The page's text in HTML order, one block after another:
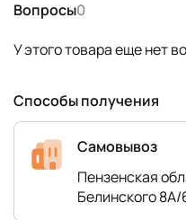
Вопросы0
У этого товара еще нет
Способы получения
Самовывоз
Пензенская
Белинского 8А/